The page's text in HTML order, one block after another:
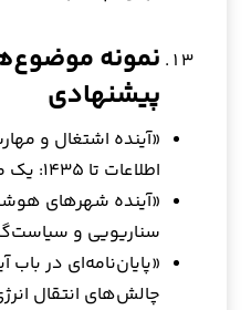
نمونه
پیشنهادی
«آینده اشتغال و
اطلاعات تا ۱۴۳۵: یک مطالعه سناریویی»
«آینده شهرهای
سناریویی و
«پایان‌نامه‌ای در باب
چالش‌های انتقال